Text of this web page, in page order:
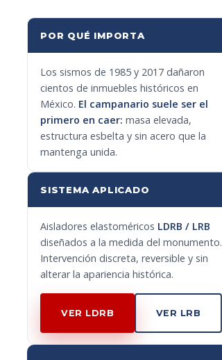
POR QUÉ IMPORTA
Los sismos de 1985 y 2017 dañaron
cientos de inmuebles históricos en
México. El campanario suele ser el
primero en caer: masa elevada,
estructura esbelta y sin acero que la
mantenga unida.
SISTEMA APLICADO
Aisladores elastoméricos LDRB / LRB
diseñados a la medida del monumento.
Intervención discreta, reversible y sin
alterar la apariencia histórica.
VER LDRB VER LRB